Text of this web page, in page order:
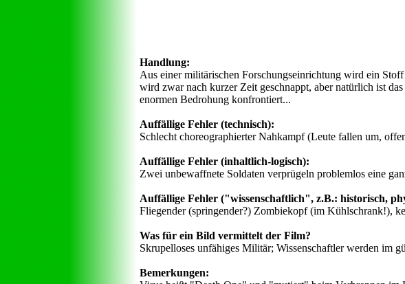
Handlung:
Aus einer militärischen Forschungseinrichtung wird ein
wird zwar nach kurzer Zeit geschnappt, aber natürlich ist
enormen Bedrohung konfrontiert...
Auffällige Fehler (technisch):
Schlecht choreographierter Nahkampf (Leute fallen um,
Auffällige Fehler (inhaltlich-logisch):
Zwei unbewaffnete Soldaten verprügeln problemlos eine
Auffällige Fehler ("wissenschaftlich", z.B.: historisch,
Fliegender (springender?) Zombiekopf (im Kühlschrank!),
Was für ein Bild vermittelt der Film?
Skrupelloses unfähiges Militär; Wissenschaftler werden im
Bemerkungen: